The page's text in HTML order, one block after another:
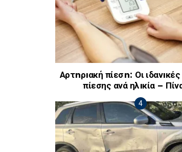
Αρτnρıακή πίεσn: Οι
πίεσης ανά ηλıκία –